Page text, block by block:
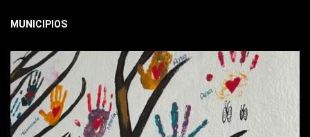
MUNICIPIOS